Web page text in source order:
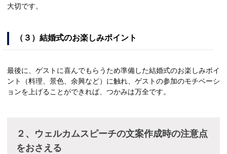
大切です。
（３）結婚式のお楽しみポイント
最後に、ゲストに喜んでもらうため準備した結婚式のお楽しみポイ
ント（料理、景色、余興など）に触れ、ゲストの参加のモチベーシ
ョンを上げることができれば、つかみは万全です。
２、ウェルカムスピーチの文案作成時の注意点
をおさえる